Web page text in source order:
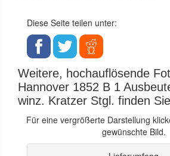
Diese Seite teilen unter:
Weitere, hochauflösende
Hannover 1852 B 1
winz. Kratzer Stgl. finden
Für eine vergrößerte Darstellung
gewünschte Bild.